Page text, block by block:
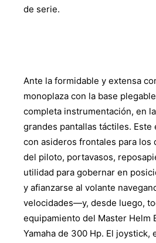
de serie.
Ante la formidable y extensa
monoplaza con la base
completa instrumentación, en
grandes pantallas táctiles.
con asideros frontales para los
del piloto, portavasos,
utilidad para gobernar en
y afianzarse al volante
velocidades—y, desde luego,
equipamiento del Master Helm
Yamaha de 300 Hp. El joystick,